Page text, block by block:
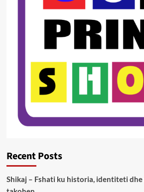
Recent Posts
Shikaj – Fshati ku historia, identiteti